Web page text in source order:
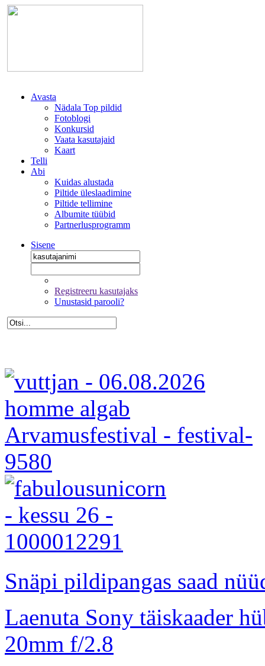
Avasta
Nädala Top pildid
Fotoblogi
Konkursid
Vaata kasutajaid
Kaart
Telli
Abi
Kuidas alustada
Piltide üleslaadimine
Piltide tellimine
Albumite tüübid
Partnerlusprogramm
Sisene
Registreeru kasutajaks
Unustasid parooli?
Snäpi pildipangas saad
Laenuta Sony täiskaader
20mm f/2.8